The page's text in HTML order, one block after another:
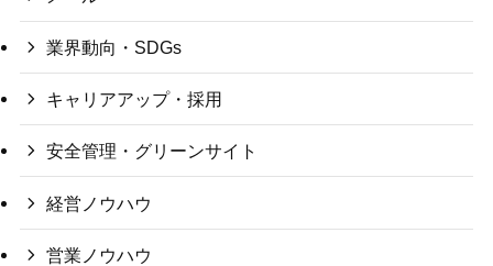
業界動向・SDGs
キャリアアップ・採用
安全管理・グリーンサイト
経営ノウハウ
営業ノウハウ